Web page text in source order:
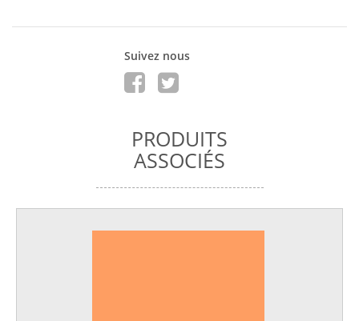
Suivez nous
PRODUITS
ASSOCIÉS